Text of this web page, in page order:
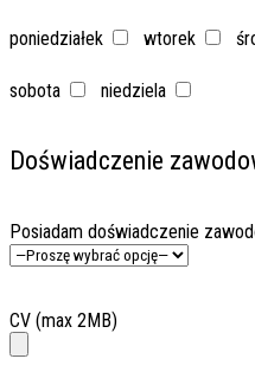
poniedziałek wtorek
sobota niedziela
Doświadczenie
Posiadam doświadczenie
CV (max 2MB)